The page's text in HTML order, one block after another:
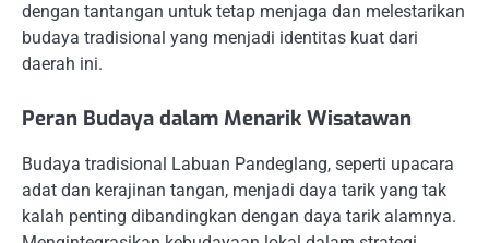
dengan tantangan untuk tetap menjaga dan melestarikan
budaya tradisional yang menjadi identitas kuat dari
daerah ini.
Peran Budaya dalam Menarik Wisatawan
Budaya tradisional Labuan Pandeglang, seperti upacara
adat dan kerajinan tangan, menjadi daya tarik yang tak
kalah penting dibandingkan dengan daya tarik alamnya.